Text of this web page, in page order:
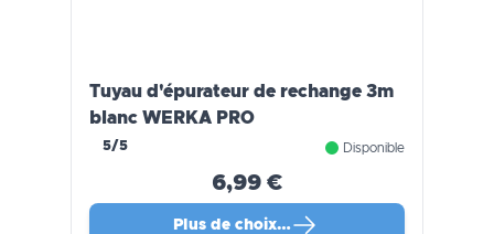
Tuyau d'épurateur de rechange 3m
blanc WERKA PRO
5/5 Disponible
6,99 €
Plus de choix…